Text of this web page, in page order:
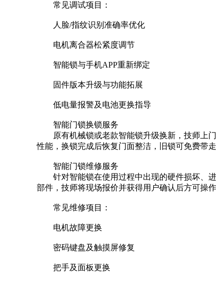
常见调试项目：
人脸/指纹识别准确率优化
电机离合器松紧度调节
智能锁与手机APP重新绑定
固件版本升级与功能拓展
低电量报警及电池更换指导
智能门锁换锁服务
原有机械锁或老款智能锁升级换新，技师上
性能，换锁完成后恢复门面整洁，旧锁可免费带走
智能门锁维修服务
针对智能锁在使用过程中出现的硬件损坏、
部件，技师将现场报价并获得用户确认后方可操
常见维修项目：
电机故障更换
密码键盘及触摸屏修复
把手及面板更换